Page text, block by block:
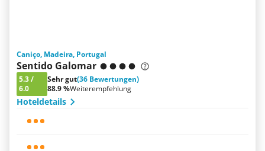
Caniço, Madeira, Portugal
Sentido Galomar
5.3/
6.0
Sehr gut(36 Bewertungen)
88.9 %Weiterempfehlung
Hoteldetails